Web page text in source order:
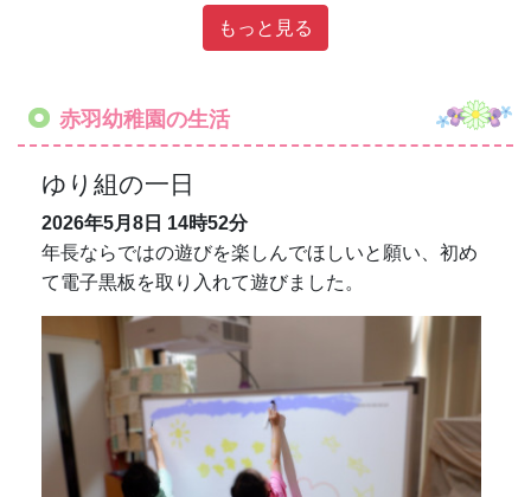
もっと見る
赤羽幼稚園の生活
ゆり組の一日
2026年5月8日 14時52分
年長ならではの遊びを楽しんでほしいと願い、初め
て電子黒板を取り入れて遊びました。